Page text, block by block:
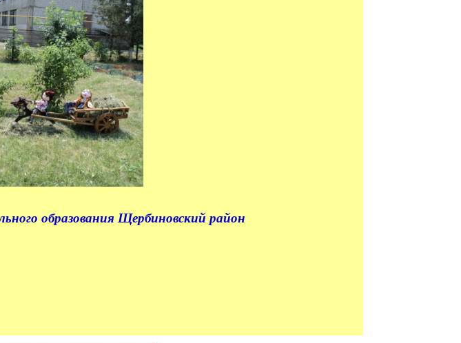
образования Щербиновский район